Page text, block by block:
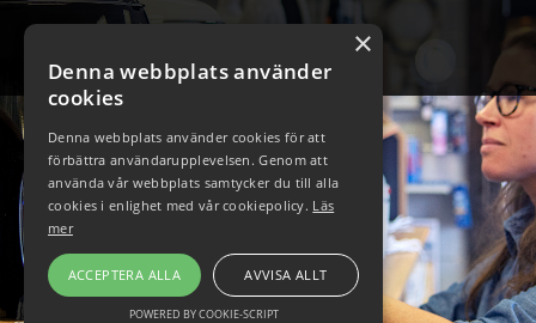
Denna webbplats använder
cookies
Denna webbplats använder cookies för att
förbättra användarupplevelsen. Genom att
använda vår webbplats samtycker du till alla
cookies i enlighet med vår cookiepolicy. Läs
mer
ACCEPTERA ALLA AVVISA ALLT
POWERED BY COOKIE-SCRIPT
×